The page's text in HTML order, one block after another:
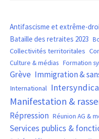
Antifascisme et extrême-
Bataille des retraites 2023
Collectivités territoritales
Culture & médias Formation
Grève Immigration &
International
Manifestation &
Répression Réunion AG &
Services publics &